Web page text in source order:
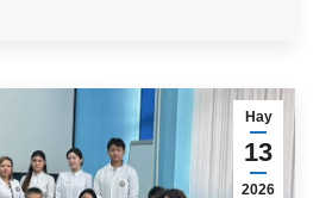
сақтау және әр адамның
рөлі мәселелері
Студенттер
Нау
13
2026